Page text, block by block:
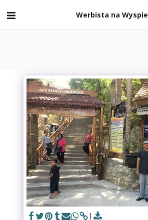
Werbista na Wyspie